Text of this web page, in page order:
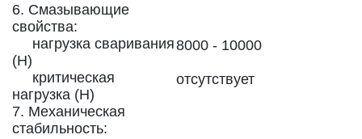
6. Смазывающие
свойства:
нагрузка сваривания
(Н)
8000 - 10000
критическая
нагрузка (Н)
отсутствует
7. Механическая
стабильность: